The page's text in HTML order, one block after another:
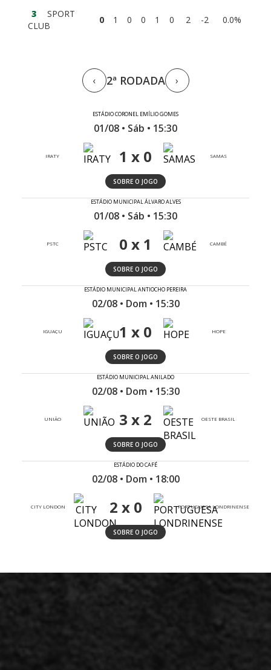
3
SPORT
CLUB
0 1 0 0 1 0 2 -2 0.0%
‹ 2ª RODADA ›
ESTÁDIO CORONEL EMÍLIO GOMES
01/08 • Sáb • 15:30
IRATY 1 x 0 SAMAS
SOBRE O JOGO
ESTÁDIO MUNICIPAL ÁLVARO ALVES
01/08 • Sáb • 15:30
PSTC 0 x 1 CAMBÉ
SOBRE O JOGO
ESTÁDIO MUNICIPAL ANTIOCHO PEREIRA
02/08 • Dom • 15:30
IGUAÇU 1 x 0 HOPE
SOBRE O JOGO
ESTÁDIO MUNICIPAL ANILADO
02/08 • Dom • 15:30
UNIÃO 3 x 2 OESTE BRASIL
SOBRE O JOGO
ESTÁDIO DO CAFÉ
02/08 • Dom • 18:00
CITY LONDON 2 x 0 PORTUGUESA LONDRINENSE
SOBRE O JOGO